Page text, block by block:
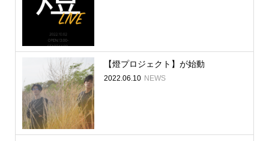
【燈プロジェクト】が始動
2022.06.10 NEWS